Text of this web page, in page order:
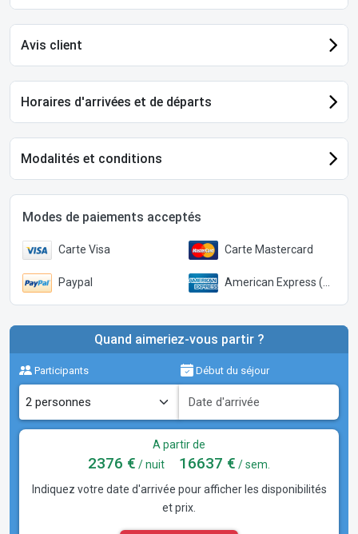
Avis client
Horaires d'arrivées et de départs
Modalités et conditions
Modes de paiements acceptés
Carte Visa Carte Mastercard
Paypal American Express (Paypal)
Quand aimeriez-vous partir ?
Participants Début du séjour
A partir de
2376 € / nuit 16637 € / sem.
Indiquez votre date d'arrivée pour afficher les disponibilités
et prix.